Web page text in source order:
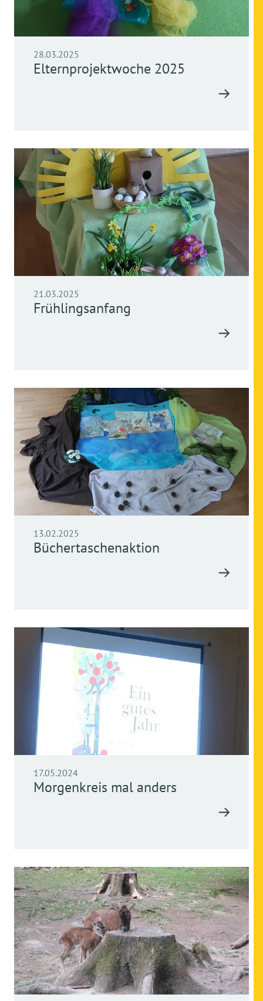
28.03.2025
Elternprojektwoche 2025
21.03.2025
Frühlingsanfang
13.02.2025
Büchertaschenaktion
17.05.2024
Morgenkreis mal anders